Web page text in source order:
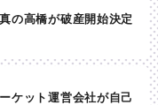
の高橋が破産開始決定
ケット運営会社が自己